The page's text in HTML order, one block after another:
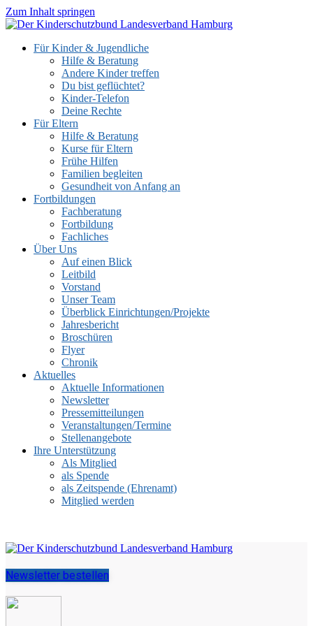
Zum Inhalt springen
Für Kinder & Jugendliche
Hilfe & Beratung
Andere Kinder treffen
Du bist geflüchtet?
Kinder-Telefon
Deine Rechte
Für Eltern
Hilfe & Beratung
Kurse für Eltern
Frühe Hilfen
Familien begleiten
Gesundheit von Anfang an
Fortbildungen
Fachberatung
Fortbildung
Fachliches
Über Uns
Auf einen Blick
Leitbild
Vorstand
Unser Team
Überblick Einrichtungen/Projekte
Jahresbericht
Broschüren
Flyer
Chronik
Aktuelles
Aktuelle Informationen
Newsletter
Pressemitteilungen
Veranstaltungen/Termine
Stellenangebote
Ihre Unterstützung
Als Mitglied
als Spende
als Zeitspende (Ehrenamt)
Mitglied werden
Newsletter bestellen